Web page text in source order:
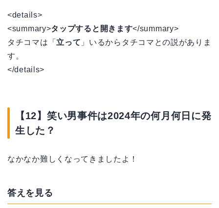
<details>
<summary>タップすると開きます</summary>
タチコマは「 立って 」いるからタチコマとの説がありま
す。
</details>
【12】笑い男事件は2024年の何月何日に発
生した？
なかなか難しくなってきましたよ！
答えを見る